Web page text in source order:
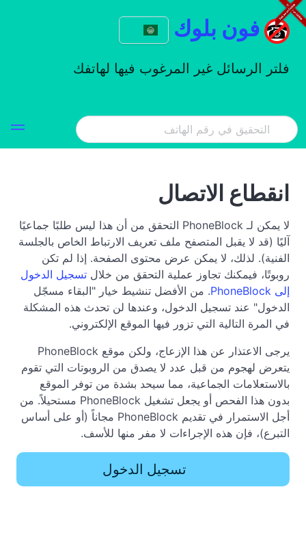
فون بلوك
فلتر الرسائل غير المرغوب فيها لهاتفك
انقطاع الاتصال
لا يمكن لـ PhoneBlock التحقق من أن هذا ليس طلبًا جماعيًا
آليًا (قد لا يقبل المتصفح ملف تعريف الارتباط الخاص بالجلسة
الفنية). لذلك، لا يمكن عرض محتوى الصفحة. إذا لم تكن
روبوتًا، فيمكنك تجاوز عملية التحقق من خلال تسجيل الدخول
إلى PhoneBlock
. من الأفضل تنشيط خيار "البقاء مسجّل
الدخول" عند تسجيل الدخول، وعندها لن تحدث هذه المشكلة
في المرة التالية التي تزور فيها الموقع الإلكتروني.
يرجى الاعتذار عن هذا الإزعاج، ولكن موقع PhoneBlock
يتعرض لهجوم من قبل عدد لا يصدق من الروبوتات التي تقوم
بالاستعلامات الجماعية، مما سيحد بشدة من توفر الموقع
بدون هذا الفحص أو يجعل تشغيل PhoneBlock مستحيلاً. من
أجل الاستمرار في تقديم PhoneBlock مجاناً (أو على أساس
التبرع)، فإن هذه الإجراءات لا مفر منها للأسف.
تسجيل الدخول